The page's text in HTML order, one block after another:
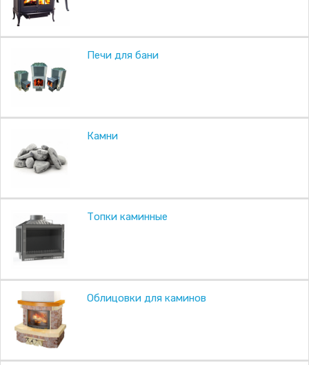
Печи для бани
Камни
Топки каминные
Облицовки для каминов